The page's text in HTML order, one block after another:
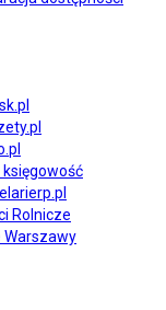
księgowość
Rolnicze
Warszawy